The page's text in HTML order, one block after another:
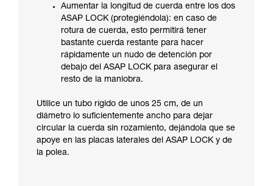
Aumentar la longitud de cuerda entre los dos
ASAP LOCK (protegiéndola): en caso de
rotura de cuerda, esto permitirá tener
bastante cuerda restante para hacer
rápidamente un nudo de detención por
debajo del ASAP LOCK para asegurar el
resto de la maniobra.
Utilice un tubo rígido de unos 25 cm, de un
diámetro lo suficientemente ancho para dejar
circular la cuerda sin rozamiento, dejándola que se
apoye en las placas laterales del ASAP LOCK y de
la polea.